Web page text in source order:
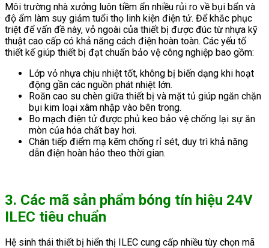
Môi trường nhà xưởng luôn tiềm ẩn nhiều rủi ro về bụi bẩn và
độ ẩm làm suy giảm tuổi thọ linh kiện điện tử. Để khắc phục
triệt để vấn đề này, vỏ ngoài của thiết bị được đúc từ nhựa kỹ
thuật cao cấp có khả năng cách điện hoàn toàn. Các yếu tố
thiết kế giúp thiết bị đạt chuẩn bảo vệ công nghiệp bao gồm:
Lớp vỏ nhựa chịu nhiệt tốt, không bị biến dạng khi hoạt
động gần các nguồn phát nhiệt lớn.
Roăn cao su chèn giữa thiết bị và mặt tủ giúp ngăn chặn
bụi kim loại xâm nhập vào bên trong.
Bo mạch điện tử được phủ keo bảo vệ chống lại sự ăn
mòn của hóa chất bay hơi.
Chân tiếp điểm mạ kẽm chống rỉ sét, duy trì khả năng
dẫn điện hoàn hảo theo thời gian.
3. Các mã sản phẩm bóng tín hiệu 24V
ILEC tiêu chuẩn
Hệ sinh thái thiết bị hiển thị ILEC cung cấp nhiều tùy chọn mã